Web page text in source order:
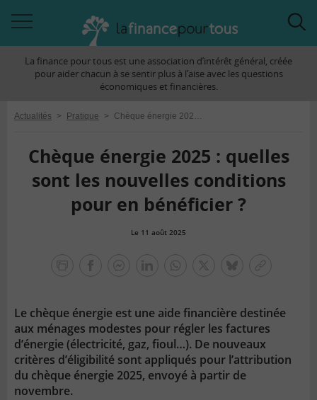
àLa finance pour tous est une association d’intérêt général, créée
pour aider chacun à se sentir plus à l’aise avec les questions
économiques et financières.
Actualités > Pratique > Chèque énergie 2025 : quelles sont les nouvelles conditions pour en bénéficier ?
Chèque énergie 2025 : quelles
sont les nouvelles conditions
pour en bénéficier ?
Le 11 août 2025
Le chèque énergie est une aide financière destinée
aux ménages modestes pour régler les factures
d’énergie (électricité, gaz, fioul…). De nouveaux
critères d’éligibilité sont appliqués pour l’attribution
du chèque énergie 2025, envoyé à partir de
novembre.